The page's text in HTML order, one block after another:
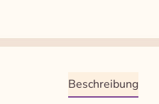
Beschreibung